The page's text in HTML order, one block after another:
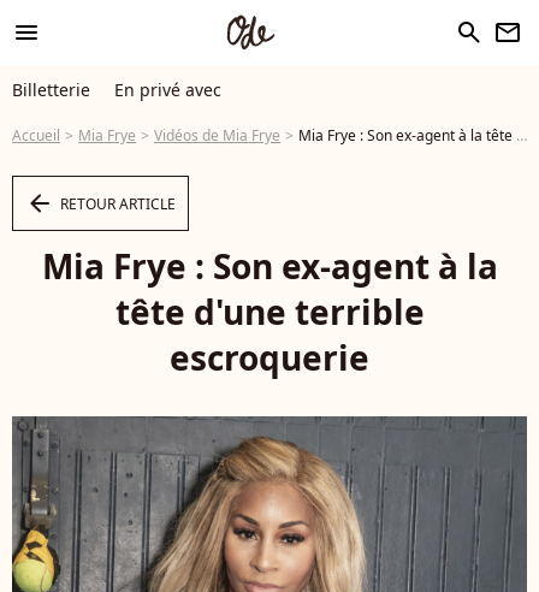
menu search newsletter
Billetterie En privé avec
Accueil Mia Frye Vidéos de Mia Frye Mia Frye : Son ex-agent à la tête d'une terrible escroquerie - Vidéo
arrow_left RETOUR ARTICLE
Mia Frye : Son ex-agent à la
tête d'une terrible
escroquerie